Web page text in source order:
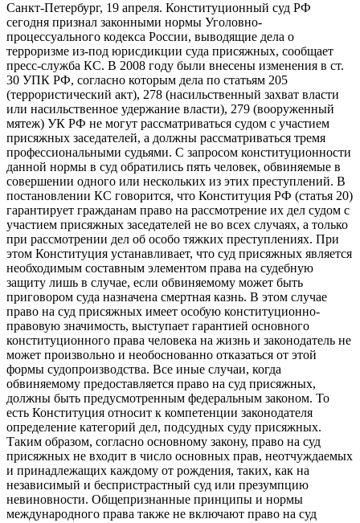
Санкт-Петербург, 19 апреля. Конституционный суд РФ
сегодня признал законными нормы Уголовно-
процессуального кодекса России, выводящие дела о
терроризме из-под юрисдикции суда присяжных, сообщает
пресс-служба КС. В 2008 году были внесены изменения в ст.
30 УПК РФ, согласно которым дела по статьям 205
(террористический акт), 278 (насильственный захват власти
или насильственное удержание власти), 279 (вооруженный
мятеж) УК РФ не могут рассматриваться судом с участием
присяжных заседателей, а должны рассматриваться тремя
профессиональными судьями. С запросом конституционности
данной нормы в суд обратились пять человек, обвиняемые в
совершении одного или нескольких из этих преступлений. В
постановлении КС говорится, что Конституция РФ (статья 20)
гарантирует гражданам право на рассмотрение их дел судом с
участием присяжных заседателей не во всех случаях, а только
при рассмотрении дел об особо тяжких преступлениях. При
этом Конституция устанавливает, что суд присяжных является
необходимым составным элементом права на судебную
защиту лишь в случае, если обвиняемому может быть
приговором суда назначена смертная казнь. В этом случае
право на суд присяжных имеет особую конституционно-
правовую значимость, выступает гарантией основного
конституционного права человека на жизнь и законодатель не
может произвольно и необоснованно отказаться от этой
формы судопроизводства. Все иные случаи, когда
обвиняемому предоставляется право на суд присяжных,
должны быть предусмотренным федеральным законом. То
есть Конституция относит к компетенции законодателя
определение категорий дел, подсудных суду присяжных.
Таким образом, согласно основному закону, право на суд
присяжных не входит в число основных прав, неотчуждаемых
и принадлежащих каждому от рождения, таких, как на
независимый и беспристрастный суд или презумпцию
невиновности. Общепризнанные принципы и нормы
международного права также не включают право на суд